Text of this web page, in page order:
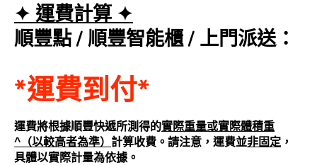
✦ 運費計算 ✦
順豐點 /順豐智能櫃/ 上門派送：
*運費到付*
運費將根據順豐快遞所測得的實際重量或實際體積重
^ （以較高者為準） 計算收費。請注意，運費並非固定 ，
具體以實際計量為依據。